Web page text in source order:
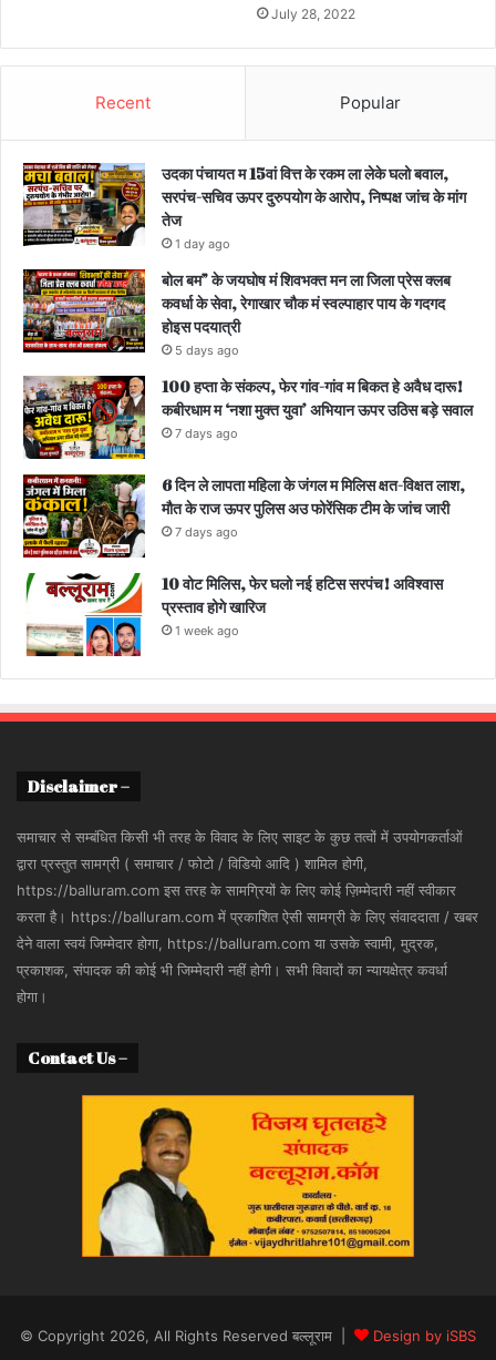
July 28, 2022
Recent Popular
उदका पंचायत म 15वां वित्त के रकम ला लेके घलो बवाल,
सरपंच-सचिव ऊपर दुरुपयोग के आरोप, निष्पक्ष जांच के मांग
तेज
1 day ago
बोल बम” के जयघोष मं शिवभक्त मन ला जिला प्रेस क्लब
कवर्धा के सेवा, रेगाखार चौक मं स्वल्पाहार पाय के गदगद
होइस पदयात्री
5 days ago
100 हप्ता के संकल्प, फेर गांव-गांव म बिकत हे अवैध दारू!
कबीरधाम म ‘नशा मुक्त युवा’ अभियान ऊपर उठिस बड़े सवाल
7 days ago
6 दिन ले लापता महिला के जंगल म मिलिस क्षत-विक्षत लाश,
मौत के राज ऊपर पुलिस अउ फोरेंसिक टीम के जांच जारी
7 days ago
10 वोट मिलिस, फेर घलो नई हटिस सरपंच! अविश्वास
प्रस्ताव होगे खारिज
1 week ago
Disclaimer –
समाचार से सम्बंधित किसी भी तरह के विवाद के लिए साइट के कुछ तत्वों में उपयोगकर्ताओं
द्वारा प्रस्तुत सामग्री ( समाचार / फोटो / विडियो आदि ) शामिल होगी,
https://balluram.com इस तरह के सामग्रियों के लिए कोई ज़िम्मेदारी नहीं स्वीकार
करता है। https://balluram.com में प्रकाशित ऐसी सामग्री के लिए संवाददाता / खबर
देने वाला स्वयं जिम्मेदार होगा, https://balluram.com या उसके स्वामी, मुद्रक,
प्रकाशक, संपादक की कोई भी जिम्मेदारी नहीं होगी। सभी विवादों का न्यायक्षेत्र कवर्धा
होगा।
Contact Us –
© Copyright 2026, All Rights Reserved बल्लूराम | Design by iSBS